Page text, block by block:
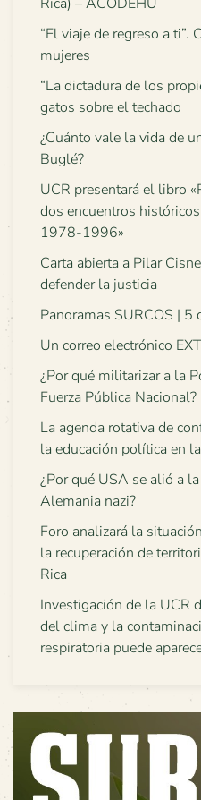
“El viaje de regreso a ti”.
mujeres
“La dictadura de los
gatos sobre el techado
¿Cuánto vale la vida de
Buglé?
UCR presentará el libro
dos encuentros
1978-1996»
Carta abierta a Pilar
defender la justicia
Panoramas SURCOS |
Un correo electrónico
¿Por qué militarizar a la
Fuerza Pública Nacional?
La agenda rotativa de
la educación política en
¿Por qué USA se alió a
Alemania nazi?
Foro analizará la
la recuperación de
Rica
Investigación de la UCR
del clima y la
respiratoria puede